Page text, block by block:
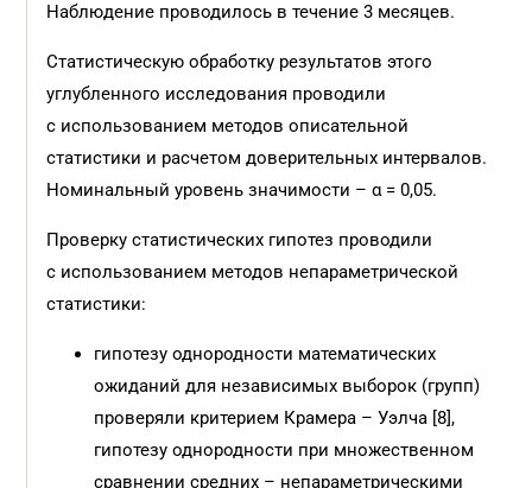
Наблюдение проводилось в течение 3 месяцев.
Статистическую обработку результатов этого
углубленного исследования проводили
с использованием методов описательной
статистики и расчетом доверительных интервалов.
Номинальный уровень значимости – α = 0,05.
Проверку статистических гипотез проводили
с использованием методов непараметрической
статистики:
гипотезу однородности математических
ожиданий для независимых выборок (групп)
проверяли критерием Крамера – Уэлча [8],
гипотезу однородности при множественном
сравнении средних – непараметрическими